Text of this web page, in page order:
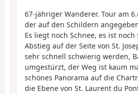
67-jähriger Wanderer. Tour am
der auf den Schildern
Es liegt noch Schnee, es ist
Abstieg auf der Seite von St.
sehr schnell schwierig werden,
umgestürzt, der Weg ist kaum
schönes Panorama auf die
die Ebene von St. Laurent du